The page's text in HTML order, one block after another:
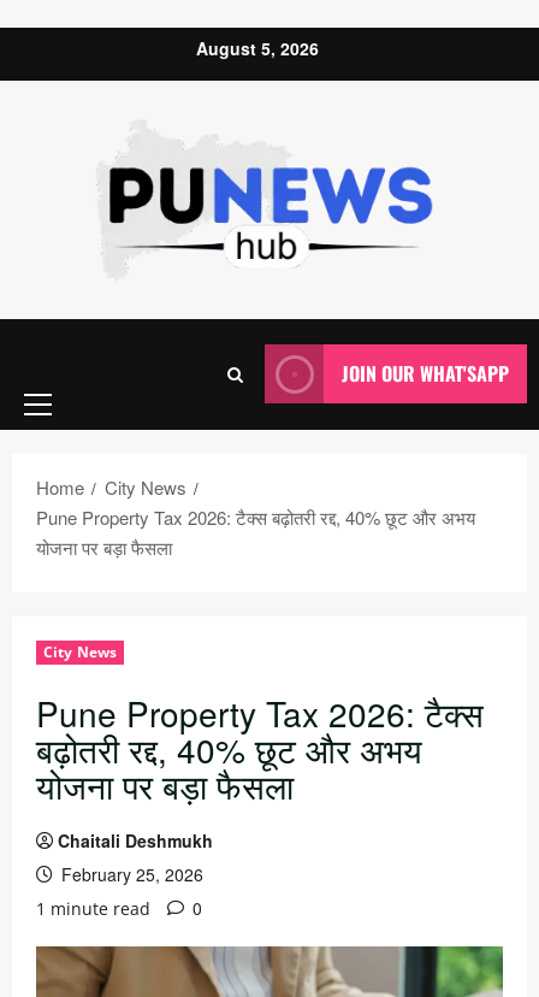
August 5, 2026
JOIN OUR WHAT'SAPP
Home
City News
Pune Property Tax 2026: टैक्स बढ़ोतरी रद्द, 40% छूट और अभय
योजना पर बड़ा फैसला
City News
Pune Property Tax 2026: टैक्स
बढ़ोतरी रद्द, 40% छूट और अभय
योजना पर बड़ा फैसला
Chaitali Deshmukh
February 25, 2026
1 minute read 0